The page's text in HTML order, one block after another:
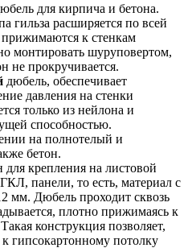
для кирпича и бетона.
гильза расширяется по всей
к стенкам
монтировать шуруповертом,
не прокручивается.
дюбель, обеспечивает
давления на стенки
только из нейлона и
способностью.
на полнотелый и
бетон.
для крепления на листовой
панели, то есть, материал с
мм. Дюбель проходит сквозь
плотно прижимаясь к
конструкция позволяет,
гипсокартонному потолку